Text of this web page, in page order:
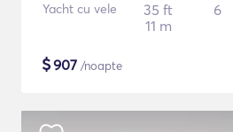
Yacht cu vele
35 ft
11 m
6
$907 /noapte